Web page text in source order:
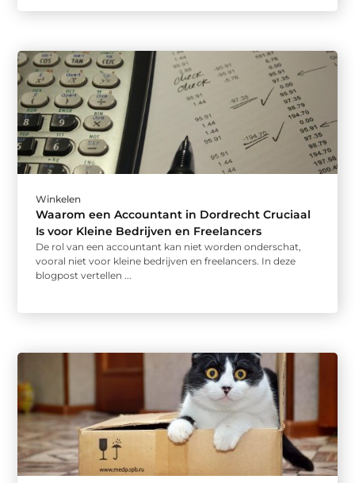
Winkelen
Waarom een Accountant in Dordrecht Cruciaal
Is voor Kleine Bedrijven en Freelancers
De rol van een accountant kan niet worden onderschat,
vooral niet voor kleine bedrijven en freelancers. In deze
blogpost vertellen ...